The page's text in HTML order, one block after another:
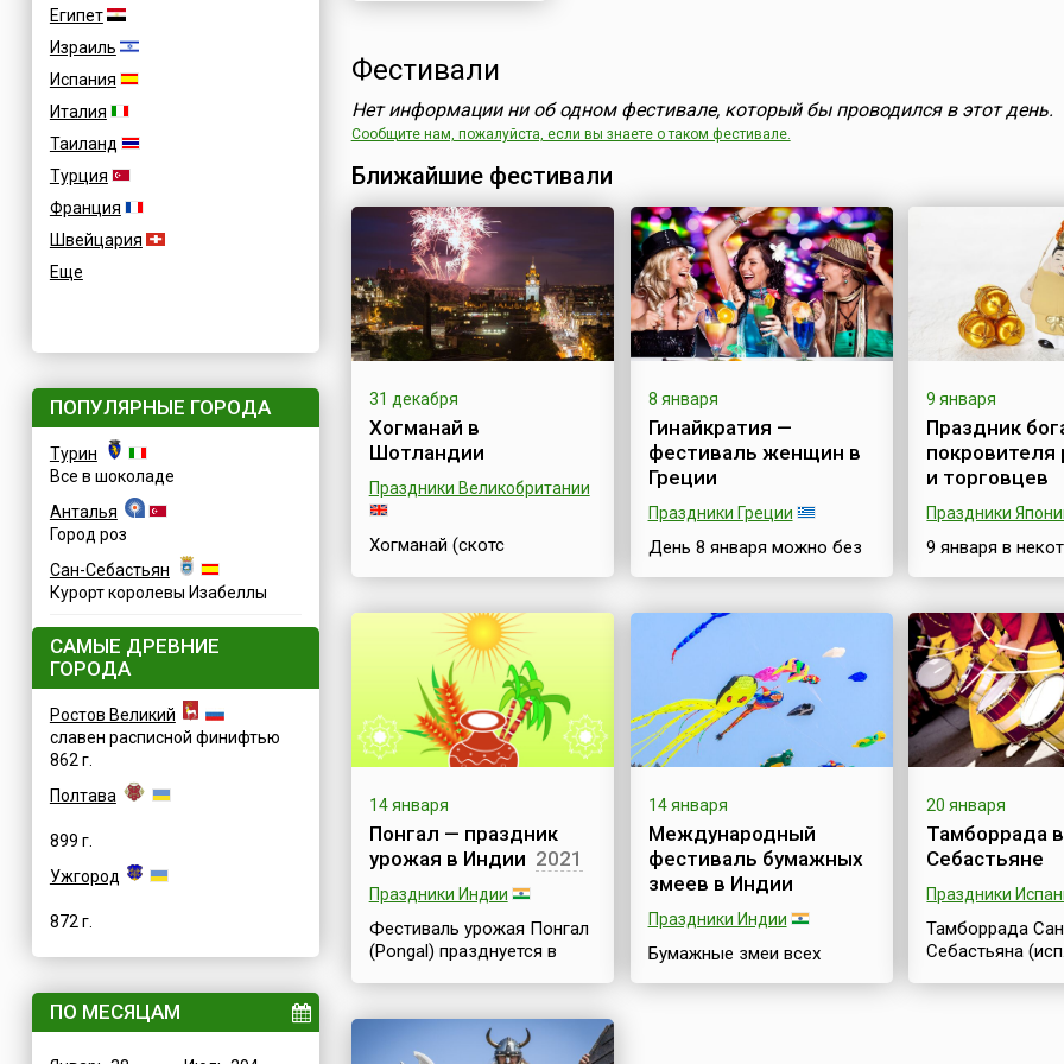
Египет
Израиль
Испания
Италия
Таиланд
Турция
Франция
Швейцария
Еще
ПОПУЛЯРНЫЕ ГОРОДА
Турин
Все в шоколаде
Анталья
Город роз
Сан-Себастьян
Курорт королевы Изабеллы
САМЫЕ ДРЕВНИЕ
ГОРОДА
Ростов Великий
славен расписной финифтью
862 г.
Полтава
899 г.
Ужгород
872 г.
ПО МЕСЯЦАМ
Фестивали
Нет информации ни об одном фестивале, который бы проводился в этот день.
Сообщите нам, пожалуйста, если вы знаете о таком фестивале.
Ближайшие фестивали
31 декабря
Хогманай в
Шотландии
Праздники Великобритании
Хогманай (скотс
национальном стиле. Это
масштабное событие
включает в себя
факельные шествия (и
вообще всякого рода
огненные развлечения), а
также разные вечеринки,
представления и
аттракционы. Самые
значительные
хогманайские мероприятия
проходят на улицах
Эдинбурга и Глазго и
продолжаются, как
правило, два дня.
Этимология слова
8 января
Гинайкратия —
фестиваль женщин в
Греции
Праздники Греции
День 8 января можно без
российского женского
праздника 8 марта. Хотя,
если говорить строго,
смысл Гинайкратии
заключается немного в
другом. 8 января в Греции,
преимущественно в городе
Моноклисия (греч.
Μονοκκλησιά), а также во
многих деревнях и селах
северной части страны
проходит женский
фестиваль Гинайкратия
(греч. γυναικοκρατία). В
этот день в с...
9 января
Праздник
покровителя
и торговцев
Праздники
9 января в
праздник-
бога Эбису —
семи богов
(яп. 恵比須)
богом
покровителем
торговцев.
гласит, что
направила
и превратила в
чтобы он сам
себе хлеб
Поэтому-то
считается
людей этих п...
14 января
Понгал — праздник
урожая в Индии 2021
Праздники Индии
Фестиваль урожая Понгал
(Pongal) празднуется в
Понгала определена на
основе солнечного
14 января
Международный
фестиваль бумажных
змеев в Индии
Праздники Индии
Бумажные змеи всех
20 января
Тамборрада
Себастьяне
Праздники
Тамборрада
Себастьяна (исп.